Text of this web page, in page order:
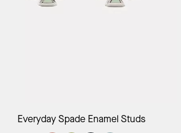
Add to Bag
Everyday Spade Enamel Studs